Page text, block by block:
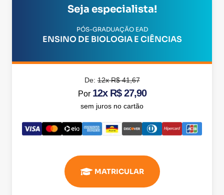
Seja especialista!
PÓS-GRADUAÇÃO EAD
ENSINO DE BIOLOGIA E CIÊNCIAS
De:12x R$ 41,67
Por 12x R$ 27,90
sem juros no cartão
MATRICULAR